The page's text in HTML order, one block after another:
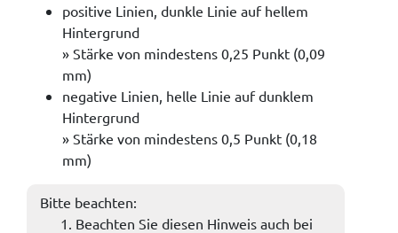
positive Linien, dunkle Linie auf hellem
Hintergrund
» Stärke von mindestens 0,25 Punkt (0,09
mm)
negative Linien, helle Linie auf dunklem
Hintergrund
» Stärke von mindestens 0,5 Punkt (0,18
mm)
Bitte beachten:
Beachten Sie diesen Hinweis auch bei